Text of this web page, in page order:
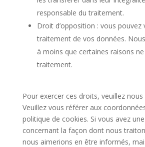
responsable du traitement.
Droit d’opposition : vous pouvez
traitement de vos données.
à moins que certaines raisons
traitement.
Pour exercer ces droits, veuillez
Veuillez vous référer aux
politique de cookies. Si vous avez
concernant la façon dont nous
nous aimerions en être informés,